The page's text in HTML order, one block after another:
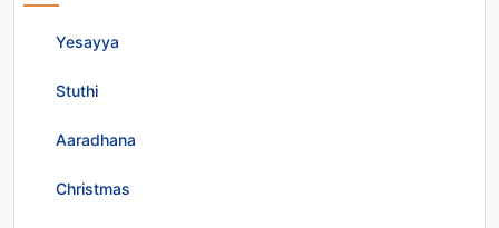
Yesayya
Stuthi
Aaradhana
Christmas